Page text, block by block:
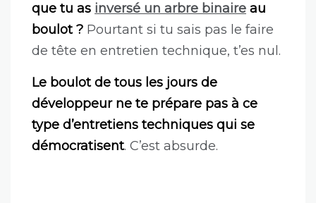
que tu as inversé un arbre binaire au
boulot ? Pourtant si tu sais pas le faire
de tête en entretien technique, t’es nul.
Le boulot de tous les jours de
développeur ne te prépare pas à ce
type d’entretiens techniques qui se
démocratisent. C’est absurde.